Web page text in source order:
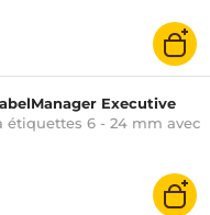
+ adaptateur secteur
Executive
étiquettes 6 - 24 mm avec